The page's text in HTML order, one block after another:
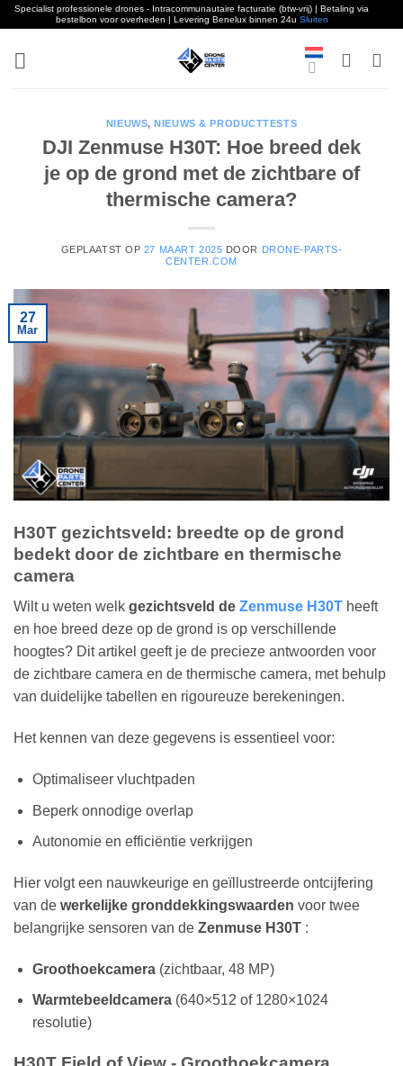
Specialist professionele drones - Intracommunautaire facturatie (btw-vrij) | Betaling via
bestelbon voor overheden | Levering Benelux binnen 24u Sluiten
NIEUWS,NIEUWS & PRODUCTTESTS
DJI Zenmuse H30T: Hoe breed dek
je op de grond met de zichtbare of
thermische camera?
GEPLAATST OP 27 MAART 2025 DOOR DRONE-PARTS-
CENTER.COM
27
Mar
H30T gezichtsveld: breedte op de grond
bedekt door de zichtbare en thermische
camera
Wilt u weten welk gezichtsveld de Zenmuse H30T heeft
en hoe breed deze op de grond is op verschillende
hoogtes? Dit artikel geeft je de precieze antwoorden voor
de zichtbare camera en de thermische camera, met behulp
van duidelijke tabellen en rigoureuze berekeningen.
Het kennen van deze gegevens is essentieel voor:
Optimaliseer vluchtpaden
Beperk onnodige overlap
Autonomie en efficiëntie verkrijgen
Hier volgt een nauwkeurige en geïllustreerde ontcijfering
van de werkelijke gronddekkingswaarden voor twee
belangrijke sensoren van de Zenmuse H30T :
Groothoekcamera(zichtbaar, 48 MP)
Warmtebeeldcamera(640×512 of 1280×1024
resolutie)